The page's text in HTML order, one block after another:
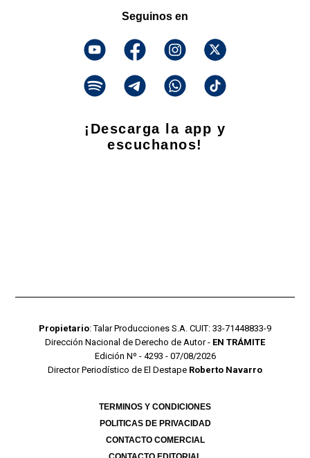
Seguinos en
¡Descarga la app y
escuchanos!
Propietario: Talar Producciones S.A. CUIT: 33-71448833-9
Dirección Nacional de Derecho de Autor - EN TRÁMITE
Edición Nº - 4293 - 07/08/2026
Director Periodístico de El Destape Roberto Navarro
TERMINOS Y CONDICIONES
POLITICAS DE PRIVACIDAD
CONTACTO COMERCIAL